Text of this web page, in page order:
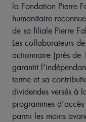
la Fondation Pierre
humanitaire
de sa filiale Pierre
Les collaborateurs
actionnaire (près de
garantit
terme et sa
dividendes versés à
programmes
parmi les moins